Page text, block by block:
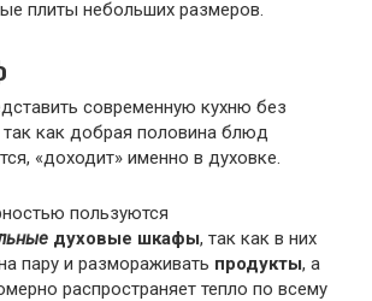
плиты небольших размеров.
современную кухню без
как добрая половина блюд
«доходит» именно в духовке.
пользуются
духовые шкафы, так как в них
пару и размораживать продукты, а
распространяет тепло по всему